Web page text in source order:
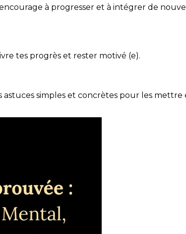
à progresser et à intégrer de
tes progrès et rester motivé (e).
simples et concrètes pour les mettre